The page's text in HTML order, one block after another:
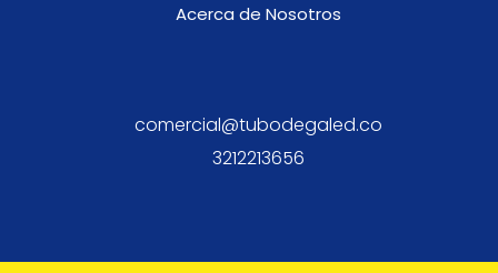
Acerca de Nosotros
comercial@tubodegaled.co
3212213656